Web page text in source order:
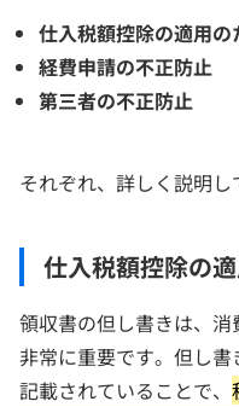
仕入税額控除の適用の
経費申請の不正防止
第三者の不正防止
それぞれ、詳しく説明し
仕入税額控除の
領収書の但し書きは、消
非常に重要です。但し
記載されていることで、